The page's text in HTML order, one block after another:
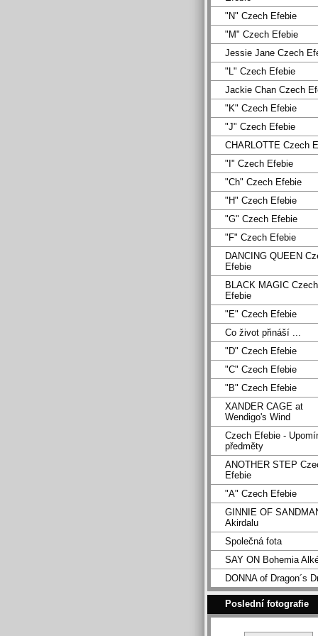
"N" Czech Efebie
"M" Czech Efebie
Jessie Jane Czech
"L" Czech Efebie
Jackie Chan Czech
"K" Czech Efebie
"J" Czech Efebie
CHARLOTTE Czech
"I" Czech Efebie
"Ch" Czech Efebie
"H" Czech Efebie
"G" Czech Efebie
"F" Czech Efebie
DANCING QUEEN
Efebie
BLACK MAGIC Czech
Efebie
"E" Czech Efebie
Co život přináší ...
"D" Czech Efebie
"C" Czech Efebie
"B" Czech Efebie
XANDER CAGE at
Wendigo's Wind
Czech Efebie -
předměty
ANOTHER STEP
Efebie
"A" Czech Efebie
GINNIE OF
Akirdalu
Společná fota
SAY ON Bohemia
DONNA of Dragon´s
Poslední fotografie